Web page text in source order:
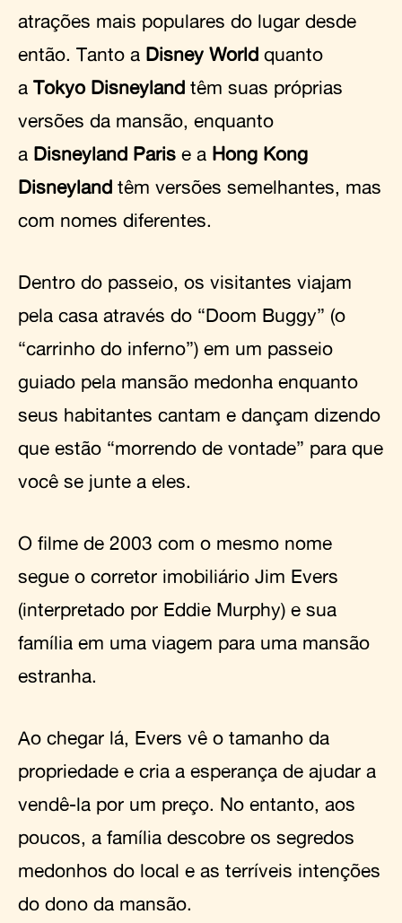
atrações mais populares do lugar desde
então. Tanto a Disney World quanto
a Tokyo Disneyland têm suas próprias
versões da mansão, enquanto
a Disneyland Paris e a Hong Kong
Disneyland têm versões semelhantes, mas
com nomes diferentes.
Dentro do passeio, os visitantes viajam
pela casa através do “Doom Buggy” (o
“carrinho do inferno”) em um passeio
guiado pela mansão medonha enquanto
seus habitantes cantam e dançam dizendo
que estão “morrendo de vontade” para que
você se junte a eles.
O filme de 2003 com o mesmo nome
segue o corretor imobiliário Jim Evers
(interpretado por Eddie Murphy) e sua
família em uma viagem para uma mansão
estranha.
Ao chegar lá, Evers vê o tamanho da
propriedade e cria a esperança de ajudar a
vendê-la por um preço. No entanto, aos
poucos, a família descobre os segredos
medonhos do local e as terríveis intenções
do dono da mansão.